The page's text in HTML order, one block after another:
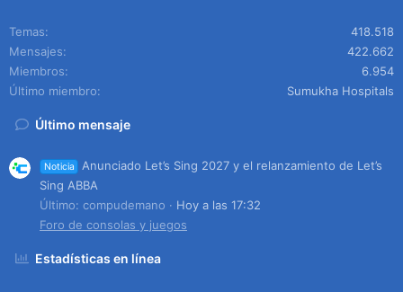
Temas
418.518
Mensajes
422.662
Miembros
6.954
Último miembro
Sumukha Hospitals
Último mensaje
Noticia
Anunciado Let’s Sing 2027 y el relanzamiento de Let’s
Sing ABBA
Último: compudemano
Hoy a las 17:32
Foro de consolas y juegos
Estadísticas en línea